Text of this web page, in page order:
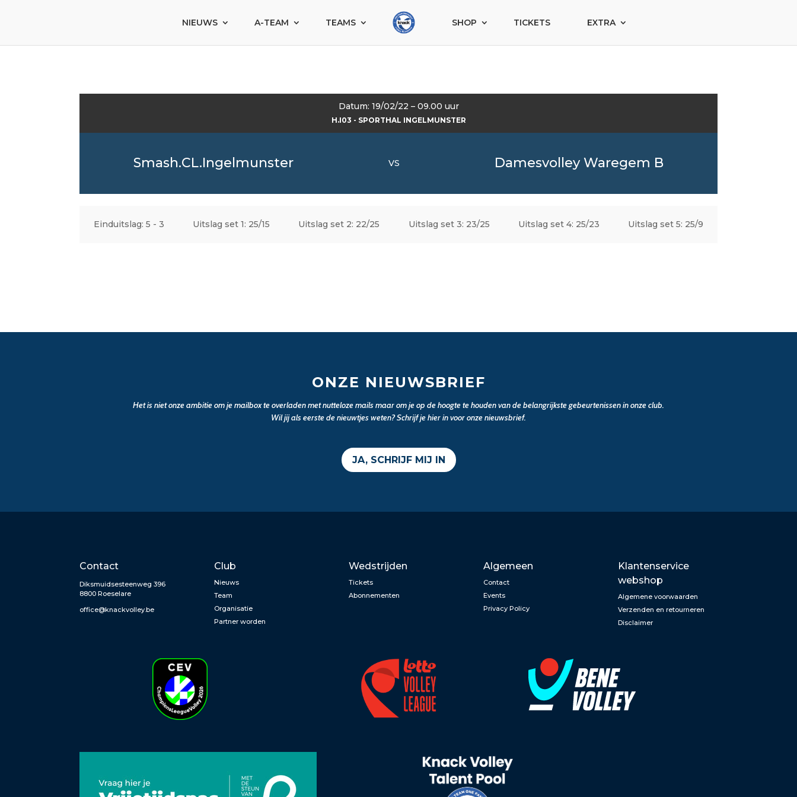
NIEUWS A-TEAM TEAMS SHOP TICKETS EXTRA
Datum: 19/02/22 – 09.00 uur
H.I03 - SPORTHAL INGELMUNSTER
Smash.CL.Ingelmunster VS Damesvolley Waregem B
Einduitslag: 5 - 3 Uitslag set 1: 25/15 Uitslag set 2: 22/25 Uitslag set 3: 23/25 Uitslag set 4: 25/23 Uitslag set 5: 25/9
ONZE NIEUWSBRIEF
Het is niet onze ambitie om je mailbox te overladen met nutteloze mails maar om je op de hoogte te houden van de belangrijkste gebeurtenissen in onze club.
Wil jij als eerste de nieuwtjes weten? Schrijf je hier in voor onze nieuwsbrief.
JA, SCHRIJF MIJ IN
Contact
Diksmuidsesteenweg 396
8800 Roeselare
office@knackvolley.be
Club
Nieuws
Team
Organisatie
Partner worden
Wedstrijden
Tickets
Abonnementen
Algemeen
Contact
Events
Privacy Policy
Klantenservice
webshop
Algemene voorwaarden
Verzenden en retourneren
Disclaimer